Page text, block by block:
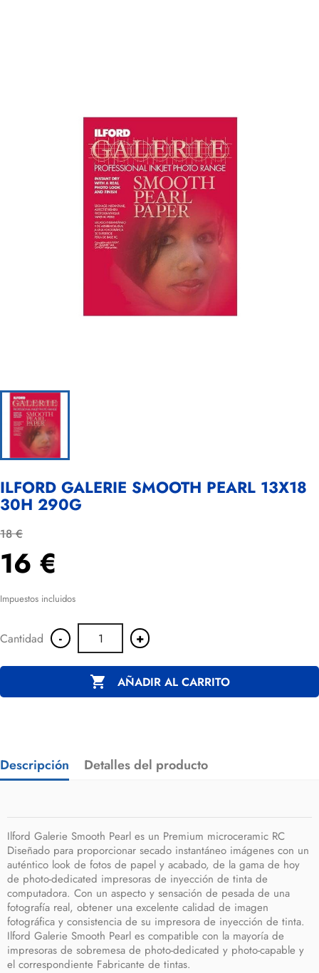
ILFORD GALERIE SMOOTH PEARL 13X18
30H 290G
18 €
16 €
Impuestos incluidos
Cantidad - +
 AÑADIR AL CARRITO
Descripción Detalles del producto
Ilford Galerie Smooth Pearl es un Premium microceramic RC
Diseñado para proporcionar secado instantáneo imágenes con un
auténtico look de fotos de papel y acabado, de la gama de hoy
de photo-dedicated impresoras de inyección de tinta de
computadora. Con un aspecto y sensación de pesada de una
fotografía real, obtener una excelente calidad de imagen
fotográfica y consistencia de su impresora de inyección de tinta.
Ilford Galerie Smooth Pearl es compatible con la mayoría de
impresoras de sobremesa de photo-dedicated y photo-capable y
el correspondiente Fabricante de tintas.